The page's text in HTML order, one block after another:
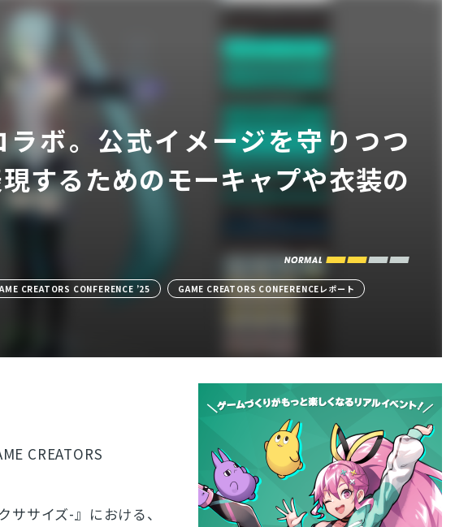
ボ。公式イメージを守りつつ
するためのモーキャプや衣装の
CREATORS CONFERENCE ’25 GAME CREATORS CONFERENCEレポート
CREATORS
サイズ-』における、